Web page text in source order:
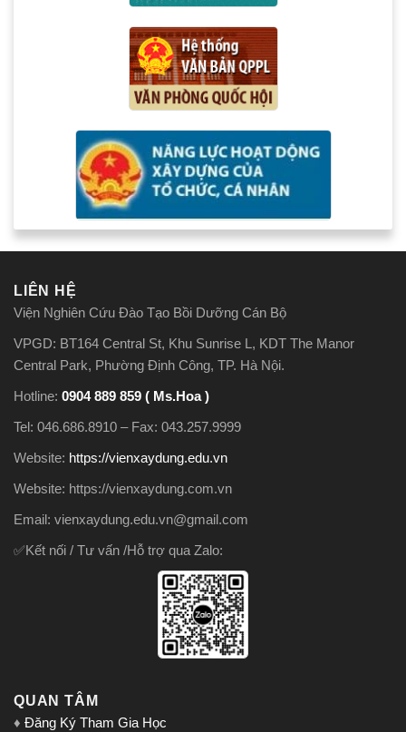
LIÊN HỆ
Viện Nghiên Cứu Đào Tạo Bồi Dưỡng Cán Bộ
VPGD: BT164 Central St, Khu Sunrise L, KDT The Manor
Central Park, Phường Định Công, TP. Hà Nội.
Hotline: 0904 889 859 ( Ms.Hoa )
Tel: 046.686.8910 – Fax: 043.257.9999
Website: https://vienxaydung.edu.vn
Website: https://vienxaydung.com.vn
Email: vienxaydung.edu.vn@gmail.com
✅Kết nối / Tư vấn /Hỗ trợ qua Zalo:
QUAN TÂM
♦ Đăng Ký Tham Gia Học